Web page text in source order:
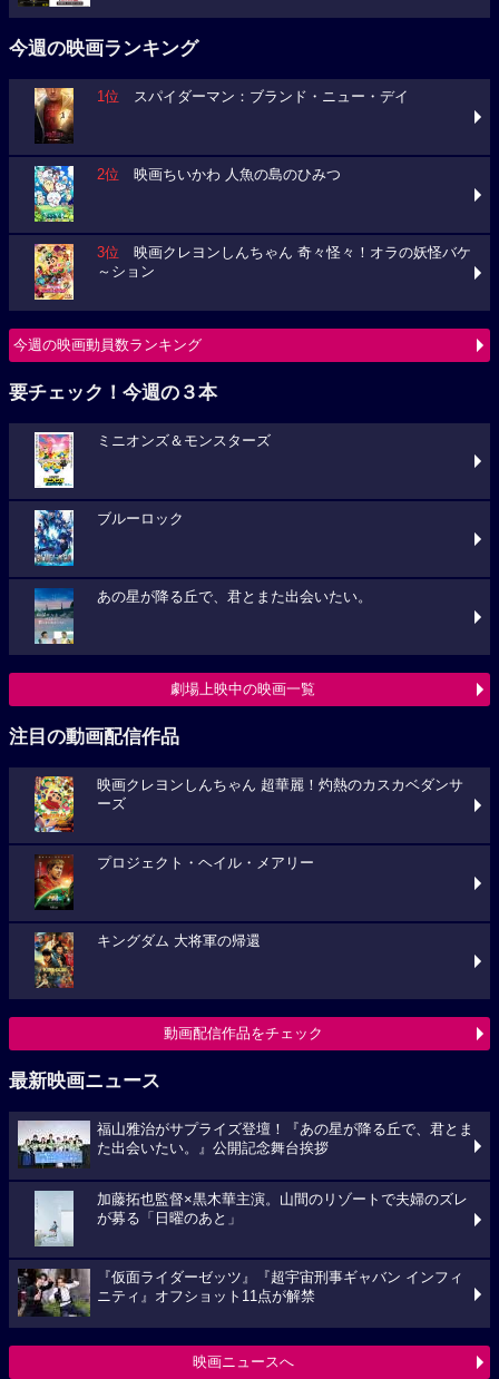
今週の映画ランキング
1位 スパイダーマン：ブランド・ニュー・デイ
2位 映画ちいかわ 人魚の島のひみつ
3位 映画クレヨンしんちゃん 奇々怪々！オラの妖怪バケ
～ション
今週の映画動員数ランキング
要チェック！今週の３本
ミニオンズ＆モンスターズ
ブルーロック
あの星が降る丘で、君とまた出会いたい。
劇場上映中の映画一覧
注目の動画配信作品
映画クレヨンしんちゃん 超華麗！灼熱のカスカベダンサ
ーズ
プロジェクト・ヘイル・メアリー
キングダム 大将軍の帰還
動画配信作品をチェック
最新映画ニュース
福山雅治がサプライズ登壇！『あの星が降る丘で、君とま
た出会いたい。』公開記念舞台挨拶
加藤拓也監督×黒木華主演。山間のリゾートで夫婦のズレ
が募る「日曜のあと」
『仮面ライダーゼッツ』『超宇宙刑事ギャバン インフィ
ニティ』オフショット11点が解禁
映画ニュースへ